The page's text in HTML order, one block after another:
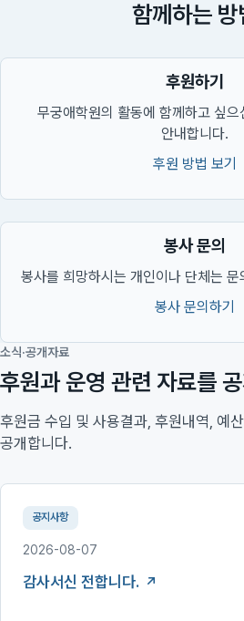
함께하는 방
후원하기
무궁애학원의 활동에 함께하고 싶
안내합니다.
후원 방법 보기
봉사 문의
봉사를 희망하시는 개인이나 단체는
봉사 문의하기
소식·공개자료
후원과 운영 관련 자료를
후원금 수입 및 사용결과, 후원내역, 예
공개합니다.
공지사항
2026-08-07
감사서신 전합니다.